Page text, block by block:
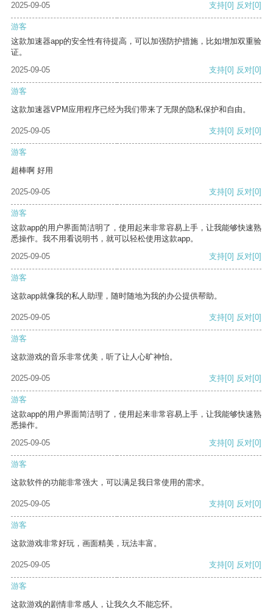
2025-09-05 支持[0] 反对[0]
游客
这款加速器app的安全性有待提高，可以加强防护措施，比如增加双重验
证。
2025-09-05
支持[0] 反对[0]
游客
这款加速器VPM应用程序已经为我们带来了无限的隐私保护和自由。
2025-09-05 支持[0] 反对[0]
游客
超棒啊 好用
2025-09-05 支持[0] 反对[0]
游客
这款app的用户界面简洁明了，使用起来非常容易上手，让我能够快速熟
悉操作。我不用看说明书，就可以轻松使用这款app。
2025-09-05
支持[0] 反对[0]
游客
这款app就像我的私人助理，随时随地为我的办公提供帮助。
2025-09-05 支持[0] 反对[0]
游客
这款游戏的音乐非常优美，听了让人心旷神怡。
2025-09-05 支持[0] 反对[0]
游客
这款app的用户界面简洁明了，使用起来非常容易上手，让我能够快速熟
悉操作。
2025-09-05
支持[0] 反对[0]
游客
这款软件的功能非常强大，可以满足我日常使用的需求。
2025-09-05 支持[0] 反对[0]
游客
这款游戏非常好玩，画面精美，玩法丰富。
2025-09-05 支持[0] 反对[0]
游客
这款游戏的剧情非常感人，让我久久不能忘怀。